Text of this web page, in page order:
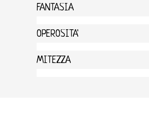
FANTASIA
OPEROSITA'
MITEZZA